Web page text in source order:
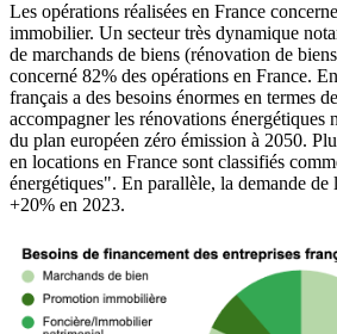
Les opérations réalisées en France
immobilier. Un secteur très dynamique
de marchands de biens (rénovation de
concerné 82% des opérations en France.
français a des besoins énormes en termes
accompagner les rénovations énergétiques
du plan européen zéro émission à 2050.
en locations en France sont classifiés
énergétiques". En parallèle, la demande de
+20% en 2023.